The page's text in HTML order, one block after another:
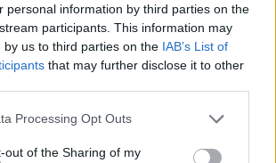
personal information by third parties on the
participants. This information may
by us to third parties on the IAB’s List of
that may further disclose it to other
website/app uses one or more Google
visit or usage behaviour. You may click to
Processing Opt Outs
out of the Sharing of my